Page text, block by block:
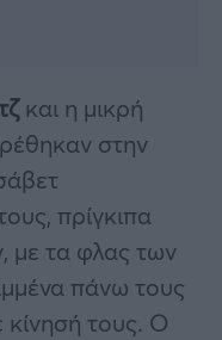
και η μικρή
στην
πρίγκιπα
με τα φλας των
πάνω τους
κίνησή τους. Ο